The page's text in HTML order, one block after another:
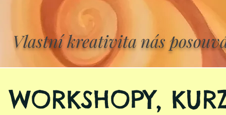
WORKSHOPY,
Vlastní kreativita nás